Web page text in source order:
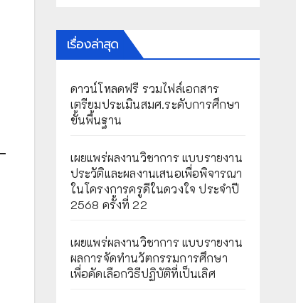
เรื่องล่าสุด
ดาวน์โหลดฟรี รวมไฟล์เอกสาร
เตรียมประเมินสมศ.ระดับการศึกษา
ขั้นพื้นฐาน
เผยแพร่ผลงานวิชาการ แบบรายงาน
ประวัติและผลงานเสนอเพื่อพิจารณา
ในโครงการครูดีในดวงใจ ประจำปี
2568 ครั้งที่ 22
เผยแพร่ผลงานวิชาการ แบบรายงาน
ผลการจัดทำนวัตกรรมการศึกษา
เพื่อคัดเลือกวิธีปฏิบัติที่เป็นเลิศ